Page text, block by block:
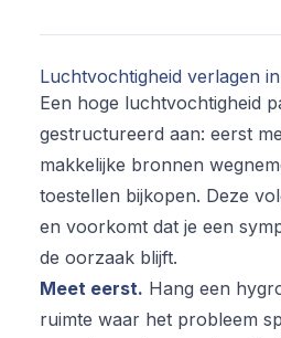
Luchtvochtigheid verlagen
Een hoge luchtvochtigheid
gestructureerd aan: eerst
makkelijke bronnen
toestellen bijkopen. Deze
en voorkomt dat je een
de oorzaak blijft.
Meet eerst. Hang een
ruimte waar het probleem